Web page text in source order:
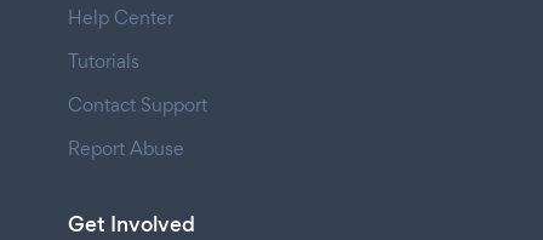
Help Center
Tutorials
Contact Support
Report Abuse
Get Involved